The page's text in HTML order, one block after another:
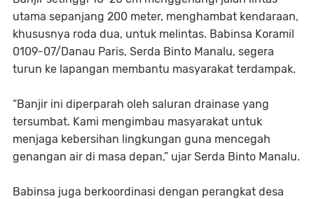
utama sepanjang 200 meter, menghambat kendaraan,
khususnya roda dua, untuk melintas. Babinsa Koramil
0109-07/Danau Paris, Serda Binto Manalu, segera
turun ke lapangan membantu masyarakat terdampak.
“Banjir ini diperparah oleh saluran drainase yang
tersumbat. Kami mengimbau masyarakat untuk
menjaga kebersihan lingkungan guna mencegah
genangan air di masa depan,” ujar Serda Binto Manalu.
Babinsa juga berkoordinasi dengan perangkat desa